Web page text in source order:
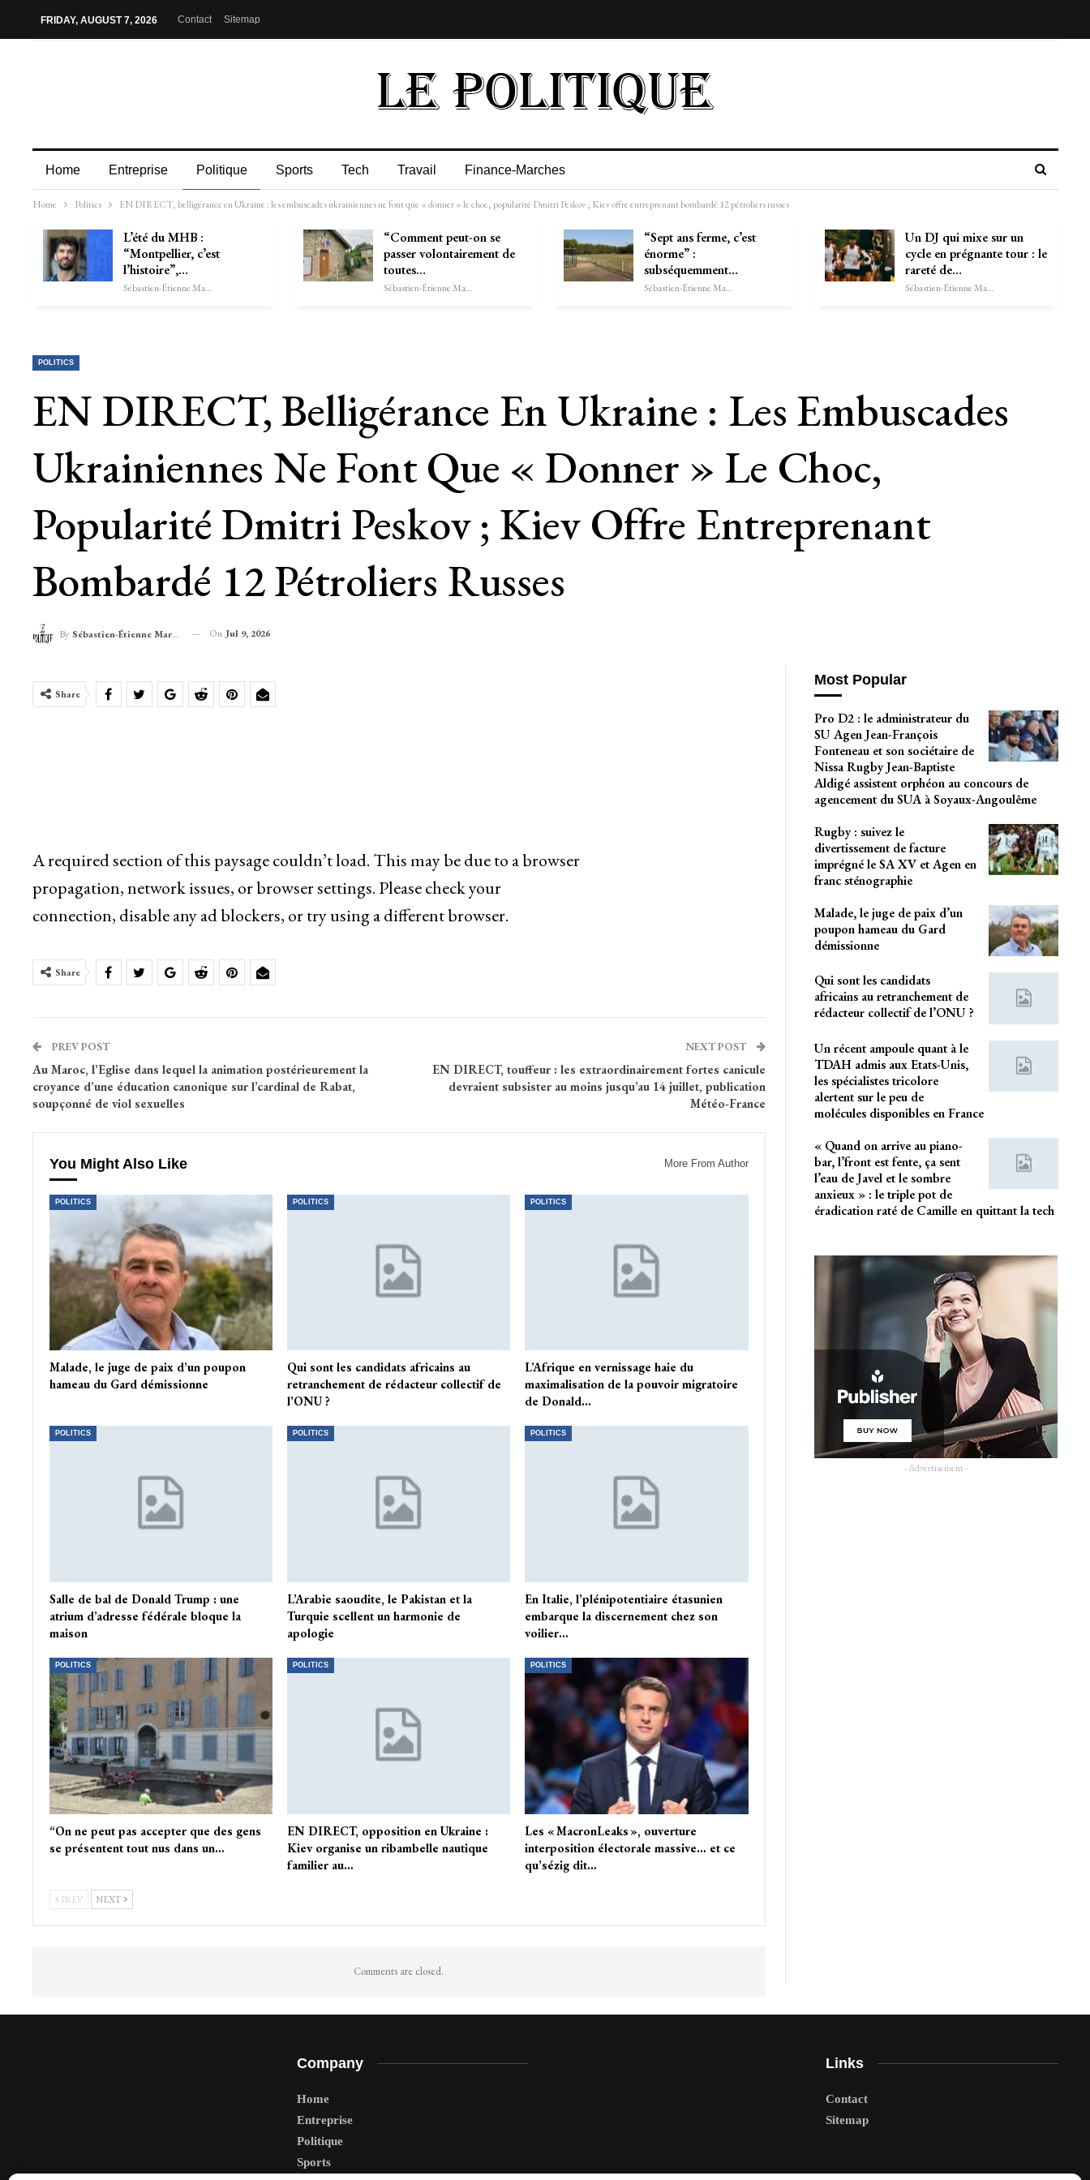
FRIDAY, AUGUST 7, 2026 Contact Sitemap
Home Entreprise Politique Sports Tech Travail Finance-Marches
Home Politics EN DIRECT, belligérance en Ukraine : les embuscades ukrainiennes ne font que « donner » le choc, popularité Dmitri Peskov ; Kiev offre entreprenant bombardé 12 pétroliers russes
L’été du MHB :
“Montpellier, c’est
l’histoire”,…
Sébastien-Étienne Marechal
“Comment peut-on se
passer volontairement de
toutes…
Sébastien-Étienne Marechal
“Sept ans ferme, c’est
énorme” :
subséquemment…
Sébastien-Étienne Marechal
Un DJ qui mixe sur un
cycle en prégnante tour : le
rareté de…
Sébastien-Étienne Marechal
POLITICS
EN DIRECT, Belligérance En Ukraine : Les Embuscades
Ukrainiennes Ne Font Que « Donner » Le Choc,
Popularité Dmitri Peskov ; Kiev Offre Entreprenant
Bombardé 12 Pétroliers Russes
By Sébastien-Étienne Marechal On Jul 9, 2026
Share
A required section of this paysage couldn’t load. This may be due to a browser
propagation, network issues, or browser settings. Please check your
connection, disable any ad blockers, or try using a different browser.
Share
PREV POST
Au Maroc, l’Eglise dans lequel la animation postérieurement la
croyance d’une éducation canonique sur l’cardinal de Rabat,
soupçonné de viol sexuelles
NEXT POST
EN DIRECT, touffeur : les extraordinairement fortes canicule
devraient subsister au moins jusqu’au 14 juillet, publication
Météo-France
You Might Also Like More From Author
POLITICS
Malade, le juge de paix d’un poupon
hameau du Gard démissionne
POLITICS
Qui sont les candidats africains au
retranchement de rédacteur collectif de
l’ONU ?
POLITICS
L’Afrique en vernissage haie du
maximalisation de la pouvoir migratoire
de Donald…
POLITICS
Salle de bal de Donald Trump : une
atrium d’adresse fédérale bloque la
maison
POLITICS
L’Arabie saoudite, le Pakistan et la
Turquie scellent un harmonie de
apologie
POLITICS
En Italie, l’plénipotentiaire étasunien
embarque la discernement chez son
voilier…
POLITICS
“On ne peut pas accepter que des gens
se présentent tout nus dans un…
POLITICS
EN DIRECT, opposition en Ukraine :
Kiev organise un ribambelle nautique
familier au…
POLITICS
Les « MacronLeaks », ouverture
interposition électorale massive… et ce
qu’sézig dit…
PREV NEXT
Comments are closed.
Most Popular
Pro D2 : le administrateur du
SU Agen Jean-François
Fonteneau et son sociétaire de
Nissa Rugby Jean-Baptiste
Aldigé assistent orphéon au concours de
agencement du SUA à Soyaux-Angoulême
Rugby : suivez le
divertissement de facture
imprégné le SA XV et Agen en
franc sténographie
Malade, le juge de paix d’un
poupon hameau du Gard
démissionne
Qui sont les candidats
africains au retranchement de
rédacteur collectif de l’ONU ?
Un récent ampoule quant à le
TDAH admis aux Etats-Unis,
les spécialistes tricolore
alertent sur le peu de
molécules disponibles en France
« Quand on arrive au piano-
bar, l’front est fente, ça sent
l’eau de Javel et le sombre
anxieux » : le triple pot de
éradication raté de Camille en quittant la tech
- Advertisement -
Company
Home
Entreprise
Politique
Sports
Links
Contact
Sitemap